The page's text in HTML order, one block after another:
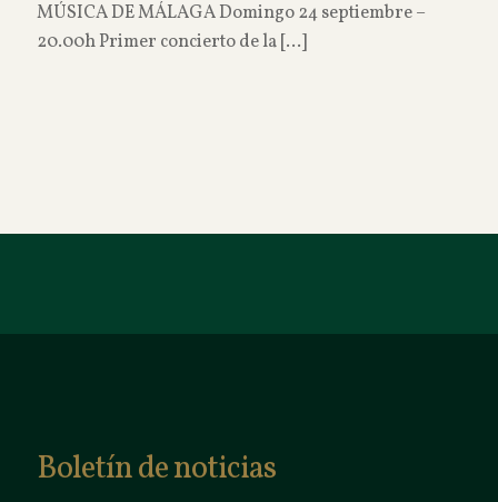
MÚSICA DE MÁLAGA Domingo 24 septiembre –
20.00h Primer concierto de la […]
Boletín de noticias